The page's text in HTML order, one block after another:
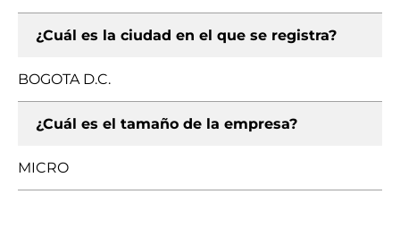
¿Cuál es la ciudad en el que se registra?
BOGOTA D.C.
¿Cuál es el tamaño de la empresa?
MICRO